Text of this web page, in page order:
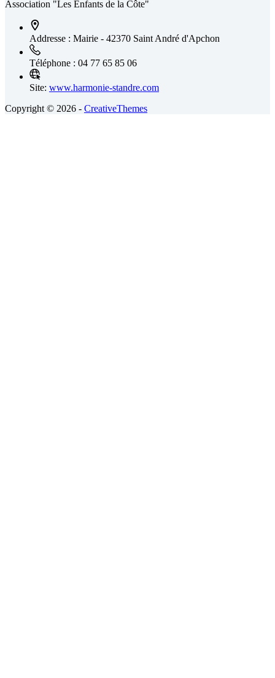
Association "Les Enfants de la Côte"
Addresse : Mairie - 42370 Saint André d'Apchon
Téléphone : 04 77 65 85 06
Site: www.harmonie-standre.com
Copyright © 2026 - CreativeThemes